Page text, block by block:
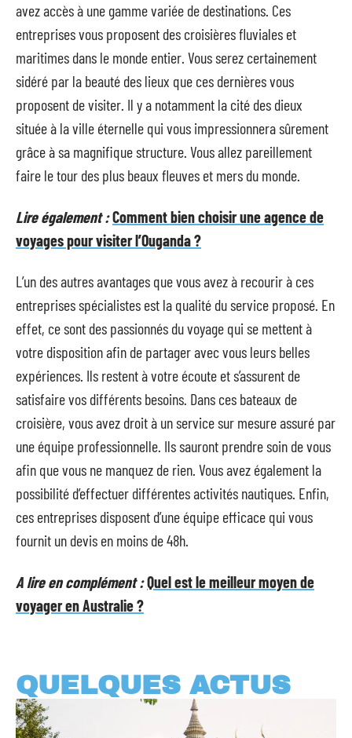
avez accès à une gamme variée de destinations. Ces
entreprises vous proposent des croisières fluviales et
maritimes dans le monde entier. Vous serez certainement
sidéré par la beauté des lieux que ces dernières vous
proposent de visiter. Il y a notamment la cité des dieux
située à la ville éternelle qui vous impressionnera sûrement
grâce à sa magnifique structure. Vous allez pareillement
faire le tour des plus beaux fleuves et mers du monde.
Lire également :Comment bien choisir une agence de
voyages pour visiter l’Ouganda ?
L’un des autres avantages que vous avez à recourir à ces
entreprises spécialistes est la qualité du service proposé. En
effet, ce sont des passionnés du voyage qui se mettent à
votre disposition afin de partager avec vous leurs belles
expériences. Ils restent à votre écoute et s’assurent de
satisfaire vos différents besoins. Dans ces bateaux de
croisière, vous avez droit à un service sur mesure assuré par
une équipe professionnelle. Ils sauront prendre soin de vous
afin que vous ne manquez de rien. Vous avez également la
possibilité d’effectuer différentes activités nautiques. Enfin,
ces entreprises disposent d’une équipe efficace qui vous
fournit un devis en moins de 48h.
A lire en complément :Quel est le meilleur moyen de
voyager en Australie ?
QUELQUES ACTUS